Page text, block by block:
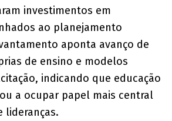
investimentos em
ao planejamento
aponta avanço de
de ensino e modelos
indicando que educação
a ocupar papel mais central
lideranças.